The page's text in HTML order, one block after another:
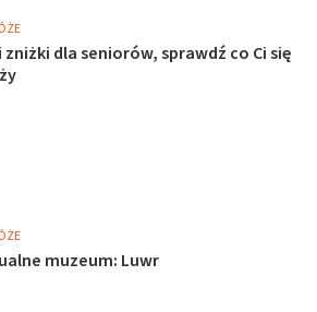
zniżki dla seniorów, sprawdź co Ci się
muzeum: Luwr